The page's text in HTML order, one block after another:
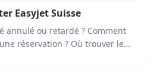
Easyjet Suisse
annulé ou retardé ? Comment
réservation ? Où trouver le